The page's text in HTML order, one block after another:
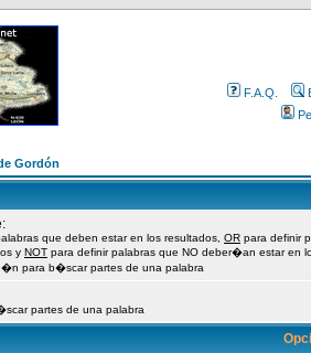
F.A.Q.
Gordón
que deben estar en los resultados, OR para definir
y NOT para definir palabras que NO deber�an estar en
para b�scar partes de una palabra
partes de una palabra